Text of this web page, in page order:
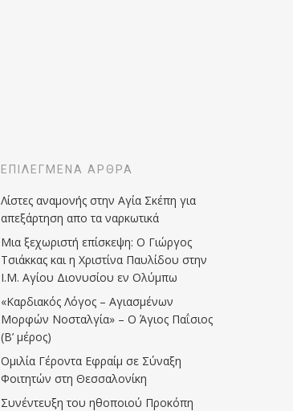
ΕΠΙΛΕΓΜΈΝΑ ΆΡΘΡΑ
Λίστες αναμονής στην Αγία Σκέπη για
απεξάρτηση απο τα ναρκωτικά
Μια ξεχωριστή επίσκεψη: Ο Γιώργος
Τσιάκκας και η Χριστίνα Παυλίδου στην
Ι.Μ. Αγίου Διονυσίου εν Ολύμπω
«Καρδιακός Λόγος – Αγιασμένων
Μορφών Νοσταλγία» – Ο Άγιος Παΐσιος
(Β’ μέρος)
Ομιλία Γέροντα Εφραίμ σε Σύναξη
Φοιτητών στη Θεσσαλονίκη
Συνέντευξη του ηθοποιού Προκόπη